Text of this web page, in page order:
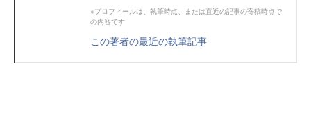
※プロフィールは、執筆時点、または直近の記事の寄稿時点で
の内容です
この著者の最近の執筆記事